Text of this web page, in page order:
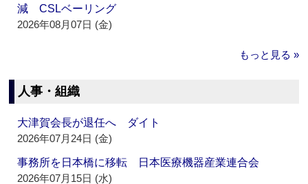
減 CSLベーリング
2026年08月07日 (金)
もっと見る »
人事・組織
大津賀会長が退任へ ダイト
2026年07月24日 (金)
事務所を日本橋に移転 日本医療機器産業連合会
2026年07月15日 (水)